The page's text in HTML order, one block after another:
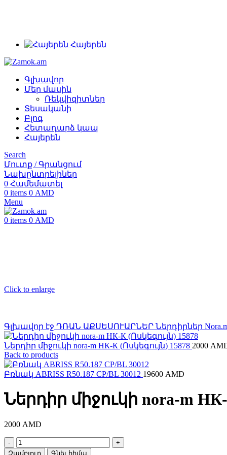
Հայերեն
Գլխավոր
Մեր մասին
Ռեկվիզիտներ
Տեսականի
Բլոգ
Հետադարձ կապ
Հայերեն
Search
Մուտք / Գրանցում
Նախընտրելիներ
0 Համեմատել
0 items 0 AMD
Menu
0 items 0 AMD
Click to enlarge
Գլխավոր էջ ԴՌԱՆ ԱՔՍԵՍՈՒԱՐՆԵՐ Ներդիրներ
Ներդիր միջուկի nora-m НК-К (Ոսկեգույն) 15878 2000
Back to products
Բռնակ ABRISS R50.187 CP/BL 30012 19600 AMD
Ներդիր միջուկի nora-m
2000 AMD
Ներդիր
միջուկի
Զամբյուղ Գնել հիմա